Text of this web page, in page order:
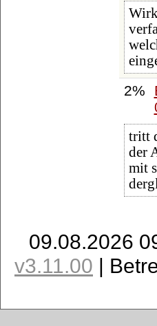
2%
tritt
der
mit
09.08.2026
v3.11.00 |